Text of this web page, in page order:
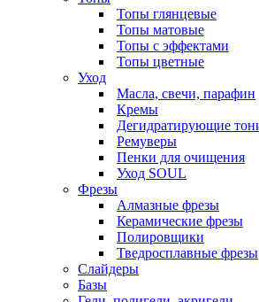
Топы глянцевые
Топы матовые
Топы с эффектами
Топы цветные
Уход
Масла, свечи, парафин
Кремы
Дегидратирующие
Ремуверы
Пенки для очищения
Уход SOUL
Фрезы
Алмазные фрезы
Керамические фрезы
Полировщики
Тведросплавные фрезы
Слайдеры
Базы